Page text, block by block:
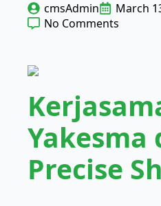
cmsAdmin
March
No Comments
Yakesma
Precise